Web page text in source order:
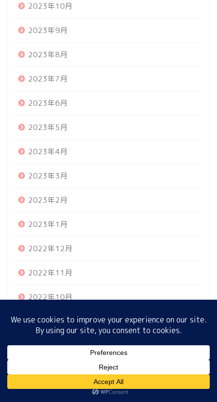
2023年10月
2023年9月
2023年8月
2023年7月
2023年6月
2023年5月
2023年4月
2023年3月
2023年2月
2023年1月
2022年12月
2022年11月
2022年10月
2022年9月
2022年8月
プロフィール サイトマップ